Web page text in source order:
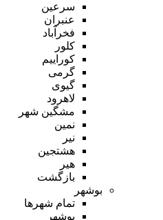
سرعین
عنبران
فخرآباد
کلور
کوراییم
گرمی
گیوی
لاهرود
مشگین شهر
نمین
نیر
هشتجین
هیر
بازگشت
بوشهر
تمام شهر‌ها
بوشهر